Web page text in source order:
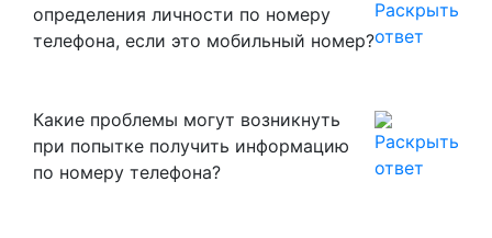
определения личности по номеру
телефона, если это мобильный номер?
Какие проблемы могут возникнуть
при попытке получить информацию
по номеру телефона?